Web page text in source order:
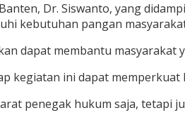
Dr. Siswanto, yang
kebutuhan pangan
dapat membantu masyarakat
kegiatan ini dapat
penegak hukum saja, tetapi